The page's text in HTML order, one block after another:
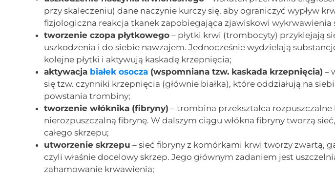
przy skaleczeniu) dane naczynie kurczy się, aby ograniczyć wypływ
fizjologiczna reakcja tkanek zapobiegająca zjawiskowi wykrwawienia
tworzenie czopa płytkowego – płytki krwi (trombocyty) przyklejają
uszkodzenia i do siebie nawzajem. Jednocześnie wydzielają
kolejne płytki i aktywują kaskadę krzepnięcia;
aktywacja białek osocza (wspomniana tzw. kaskada krzepnięcia) –
się tzw. czynniki krzepnięcia (głównie białka), które oddziałują na
powstania trombiny;
tworzenie włóknika (fibryny) – trombina przekształca
nierozpuszczalną fibrynę. W dalszym ciągu włókna fibryny tworzą
całego skrzepu;
utworzenie skrzepu – sieć fibryny z komórkami krwi tworzy zwartą,
czyli właśnie docelowy skrzep. Jego głównym zadaniem jest
zahamowanie krwawienia;